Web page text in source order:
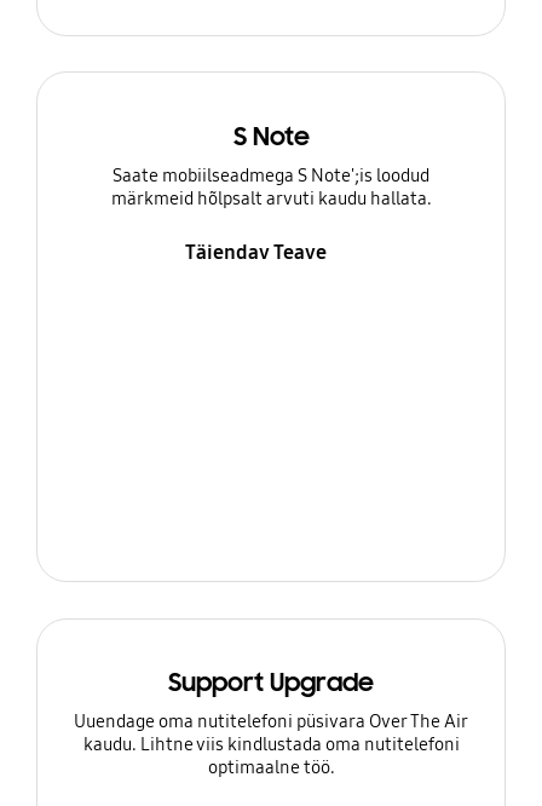
S Note
Saate mobiilseadmega S Note';is loodud
märkmeid hõlpsalt arvuti kaudu hallata.
Täiendav Teave
Support Upgrade
Uuendage oma nutitelefoni püsivara Over The Air
kaudu. Lihtne viis kindlustada oma nutitelefoni
optimaalne töö.